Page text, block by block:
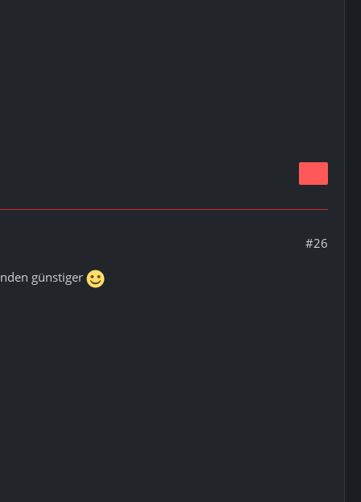
#26
günstiger